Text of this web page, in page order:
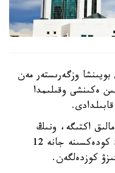
وزگەرىستەر مەن
ەكىنشى وقىلىمدا
زاڭ جوباسىندا 17 زاڭنامالىق اكتىگە، ونىڭ
ىشىندە قازاقستان رەسپۋبليكاسىنىڭ 5 كودەكسىنە جانە 12
كوزدەلگەن.